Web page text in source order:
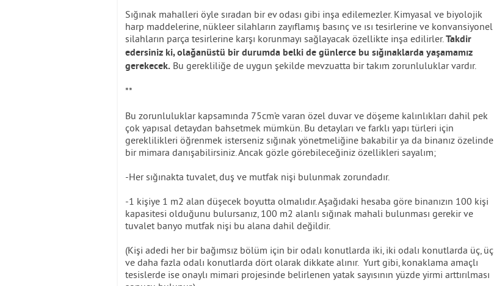
Sığınak mahalleri öyle sıradan bir ev odası gibi inşa edilemezler. Kimyasal ve biyolojik
harp maddelerine, nükleer silahların zayıflamış basınç ve ısı tesirlerine ve konvansiyonel
silahların parça tesirlerine karşı korunmayı sağlayacak özellikte inşa edilirler.Takdir
edersiniz ki, olağanüstü bir durumda belki de günlerce bu sığınaklarda yaşamamız
gerekecek. Bu gerekliliğe de uygun şekilde mevzuatta bir takım zorunluluklar vardır.
**
Bu zorunluluklar kapsamında 75cm’e varan özel duvar ve döşeme kalınlıkları dahil pek
çok yapısal detaydan bahsetmek mümkün. Bu detayları ve farklı yapı türleri için
gereklilikleri öğrenmek isterseniz sığınak yönetmeliğine bakabilir ya da binanız özelinde
bir mimara danışabilirsiniz. Ancak gözle görebileceğiniz özellikleri sayalım;
-Her sığınakta tuvalet, duş ve mutfak nişi bulunmak zorundadır.
-1 kişiye 1 m2 alan düşecek boyutta olmalıdır. Aşağıdaki hesaba göre binanızın 100 kişi
kapasitesi olduğunu bulursanız, 100 m2 alanlı sığınak mahali bulunması gerekir ve
tuvalet banyo mutfak nişi bu alana dahil değildir.
(Kişi adedi her bir bağımsız bölüm için bir odalı konutlarda iki, iki odalı konutlarda üç, üç
ve daha fazla odalı konutlarda dört olarak dikkate alınır. Yurt gibi, konaklama amaçlı
tesislerde ise onaylı mimari projesinde belirlenen yatak sayısının yüzde yirmi arttırılması